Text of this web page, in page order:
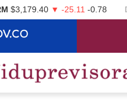
$3,179.40 ▼ -25.11 -0.78